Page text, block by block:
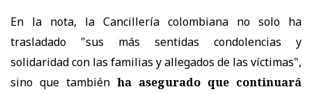
En la nota, la Cancillería colombiana no solo ha
trasladado "sus más sentidas condolencias y
solidaridad con las familias y allegados de las víctimas",
sino que también ha asegurado que continuará